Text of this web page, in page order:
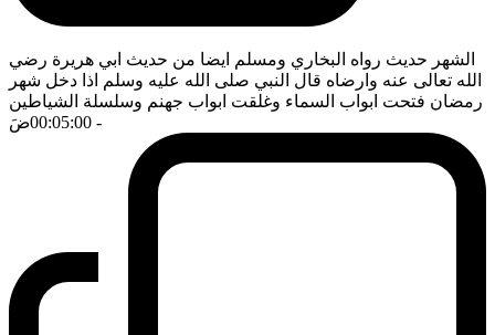
الشهر حديث رواه البخاري ومسلم ايضا من حديث ابي هريرة رضي
الله تعالى عنه وارضاه قال النبي صلى الله عليه وسلم اذا دخل شهر
رمضان فتحت ابواب السماء وغلقت ابواب جهنم وسلسلة الشياطين
- 00:05:00
ضَ